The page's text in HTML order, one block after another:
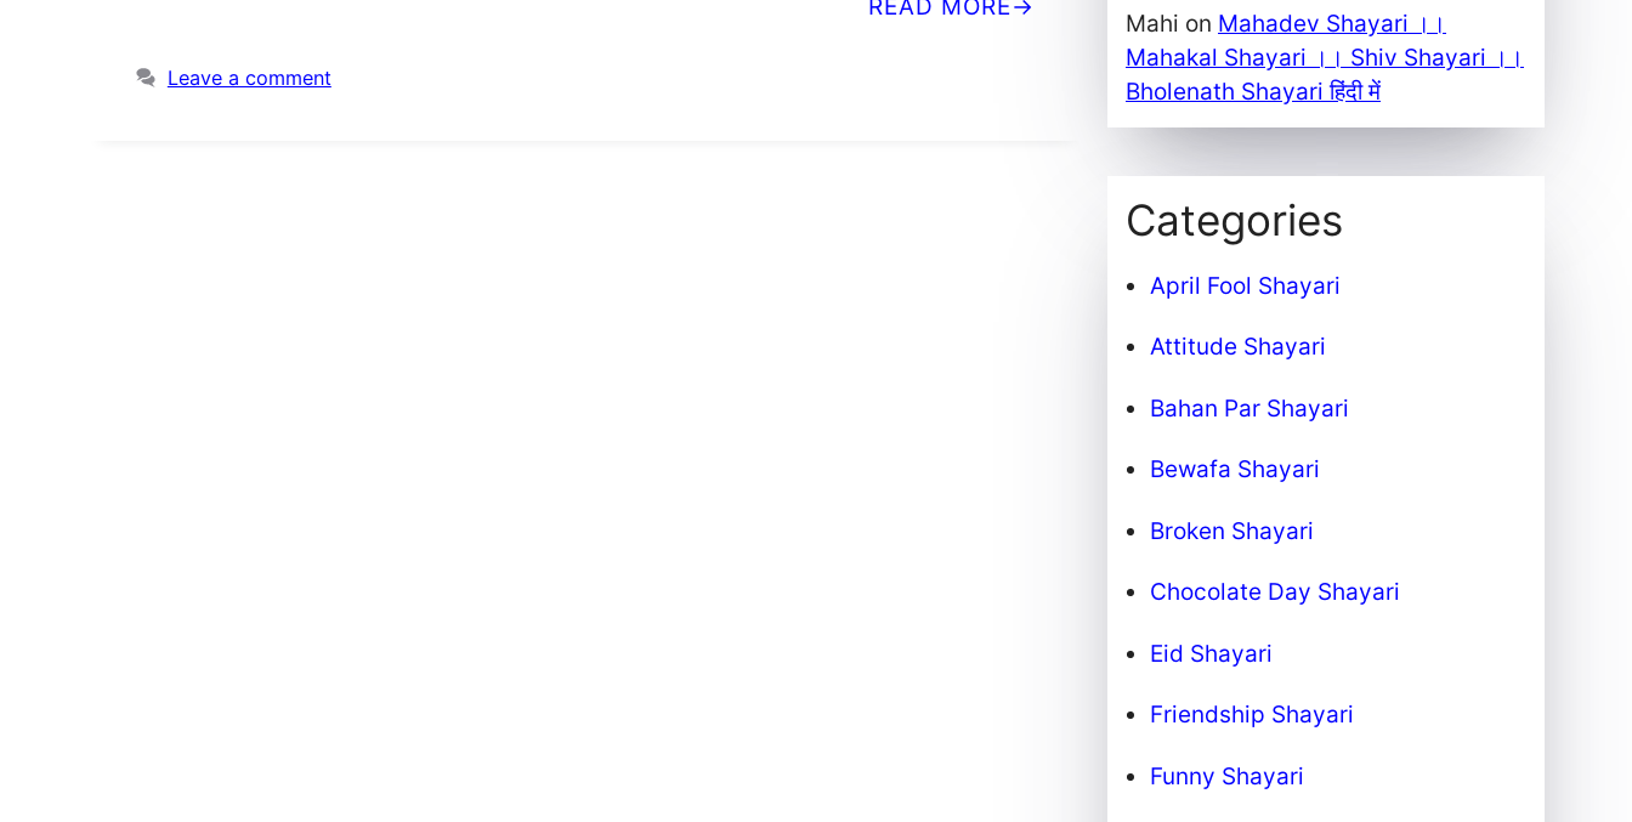
READ MORE
Leave a comment
Mahi on Mahadev Shayari ।।
Mahakal Shayari ।। Shiv Shayari ।।
Bholenath Shayari हिंदी में
Categories
April Fool Shayari
Attitude Shayari
Bahan Par Shayari
Bewafa Shayari
Broken Shayari
Chocolate Day Shayari
Eid Shayari
Friendship Shayari
Funny Shayari